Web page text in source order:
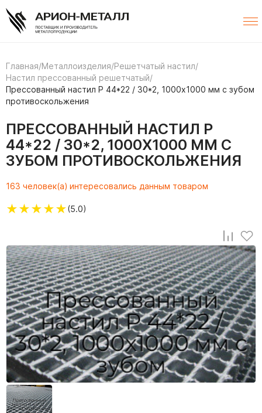
Главная/Металлоизделия/Решетчатый настил/
Настил прессованный решетчатый/
Прессованный настил Р 44*22 / 30*2, 1000х1000 мм с зубом
противоскольжения
ПРЕССОВАННЫЙ НАСТИЛ Р
44*22 / 30*2, 1000Х1000 ММ С
ЗУБОМ ПРОТИВОСКОЛЬЖЕНИЯ
163 человек(а) интересовались данным товаром
★★★★★(5.0)